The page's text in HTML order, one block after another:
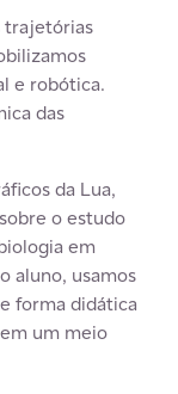
trajetórias
e robótica.
das
da Lua,
o estudo
em
aluno, usamos
forma didática
um meio